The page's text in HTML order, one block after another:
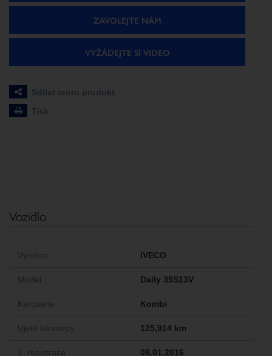
ZAVOLEJTE NÁM
VYŽÁDEJTE SI VIDEO
Sdílet tento produkt
Tisk
Vozidlo
Výrobce IVECO
Model Daily 35S13V
Karosérie Kombi
Ujeté kilometry 125,914 km
1. registrace 08.01.2016